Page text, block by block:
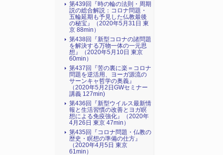
第439回『時の輪の法則・周期
説の総合解説：コロナ問題・
五輪延期も予見した仏教最後
の秘宝』（2020年5月31日 東
京 88min）
第438回『新型コロナの諸問題
を解決する万物一体の一元思
想』（2020年5月10日 東京
60min）
第437回『苦の裏に楽＝コロナ
問題を逆活用、ヨーガ源流の
サーンキャ哲学の奥義』
（2020年5月2日GWセミナー
講義 127min)
第436回『新型ウイルス最新情
報と生活習慣の改善とヨガ瞑
想による免疫強化』（2020年
4月26日 東京 47min）
第435回『コロナ問題・仏教の
歴史・瞑想の準備の仕方』
（2020年4月5日 東京
61min）